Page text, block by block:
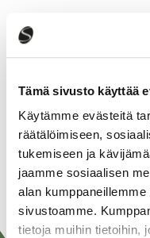
Tämä sivusto käyttää
Käytämme evästeitä
räätälöimiseen,
tukemiseen ja
jaamme sosiaalisen
alan
sivustoamme.
tietoja muihin tietoihin,
Jaa tapahtuma:
Facebook
Twitter
URL